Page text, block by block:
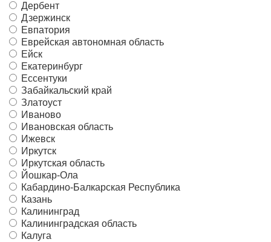
Дербент
Дзержинск
Евпатория
Еврейская автономная область
Ейск
Екатеринбург
Ессентуки
Забайкальский край
Златоуст
Иваново
Ивановская область
Ижевск
Иркутск
Иркутская область
Йошкар-Ола
Кабардино-Балкарская Республика
Казань
Калининград
Калининградская область
Калуга